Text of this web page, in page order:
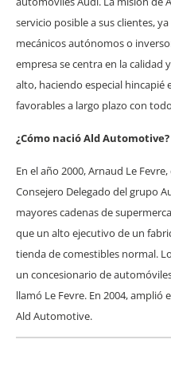
servicio posible a sus clientes,
mecánicos autónomos o
empresa se centra en la calidad
alto, haciendo especial hincapié
favorables a largo plazo con
¿Cómo nació Ald Automotive?
En el año 2000, Arnaud Le
Consejero Delegado del grupo
mayores cadenas de
que un alto ejecutivo de un
tienda de comestibles normal.
un concesionario de
llamó Le Fevre. En 2004, amplió
Ald Automotive.